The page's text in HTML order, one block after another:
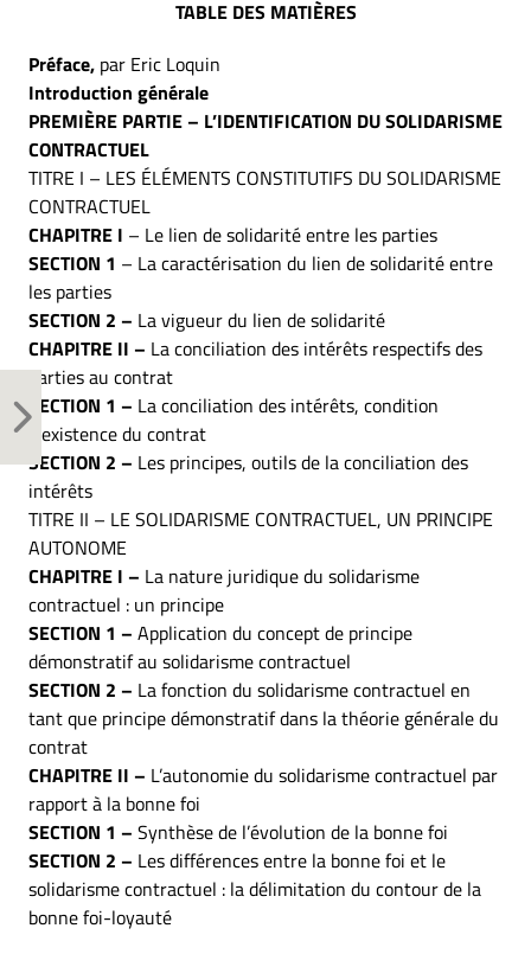
TABLE DES MATIÈRES
Préface, par Eric Loquin
Introduction générale
PREMIÈRE PARTIE – L’IDENTIFICATION DU SOLIDARISME
CONTRACTUEL
TITRE I – LES ÉLÉMENTS CONSTITUTIFS DU SOLIDARISME
CONTRACTUEL
CHAPITRE I – Le lien de solidarité entre les parties
SECTION 1 – La caractérisation du lien de solidarité entre
les parties
SECTION 2 – La vigueur du lien de solidarité
CHAPITRE II – La conciliation des intérêts respectifs des
parties au contrat
SECTION 1 – La conciliation des intérêts, condition
d’existence du contrat
SECTION 2 – Les principes, outils de la conciliation des
intérêts
TITRE II – LE SOLIDARISME CONTRACTUEL, UN PRINCIPE
AUTONOME
CHAPITRE I – La nature juridique du solidarisme
contractuel : un principe
SECTION 1 – Application du concept de principe
démonstratif au solidarisme contractuel
SECTION 2 – La fonction du solidarisme contractuel en
tant que principe démonstratif dans la théorie générale du
contrat
CHAPITRE II – L’autonomie du solidarisme contractuel par
rapport à la bonne foi
SECTION 1 – Synthèse de l’évolution de la bonne foi
SECTION 2 – Les différences entre la bonne foi et le
solidarisme contractuel : la délimitation du contour de la
bonne foi-loyauté